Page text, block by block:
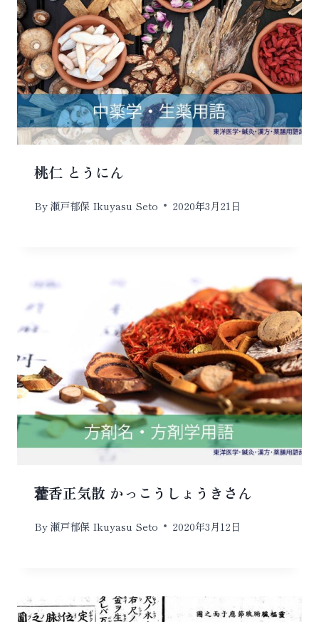
桃仁 とうにん
By瀬戸郁保 Ikuyasu Seto 2020年3月21日
藿香正気散 かっこうしょうきさん
By瀬戸郁保 Ikuyasu Seto 2020年3月12日